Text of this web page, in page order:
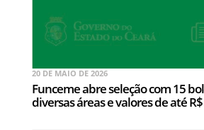
20 DE MAIO DE 2026
Funceme abre seleção com 15
diversas áreas e valores de até